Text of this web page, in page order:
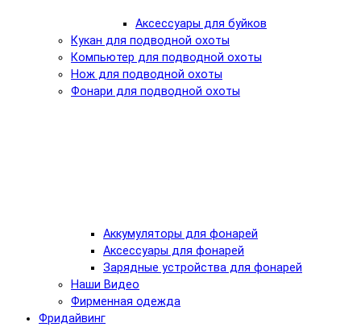
Аксессуары для буйков
Кукан для подводной охоты
Компьютер для подводной охоты
Нож для подводной охоты
Фонари для подводной охоты
Аккумуляторы для фонарей
Аксессуары для фонарей
Зарядные устройства для фонарей
Наши Видео
Фирменная одежда
Фридайвинг